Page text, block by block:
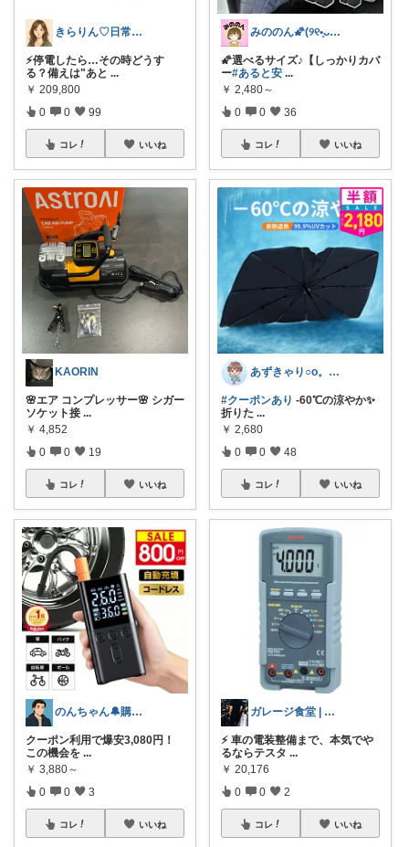
きらりん♡日常に馴染むものを集めて😊
⚡停電したら…その時どうす
る？備えは"あと ...
￥ 209,800
0 0 99
コレ いいね
KAORIN
🌸エア コンプレッサー🌸 シガー
ソケット接 ...
￥ 4,852
0 0 19
コレ いいね
のんちゃん🔔購入感謝です✨
クーポン利用で爆安3,080円！
この機会を ...
￥ 3,880～
0 0 3
コレ いいね
みののん🌠(୨୧•͈ᴗ•͈)感謝♡
🌠選べるサイズ♪【しっかりカバ
ー#あると安 ...
￥ 2,480～
0 0 36
コレ いいね
あずきゃり○o。.🐟🐠
#クーポンあり -60℃の涼やか✨
折りた ...
￥ 2,680
0 0 48
コレ いいね
ガレージ食堂 | 開業準備中
⚡ 車の電装整備まで、本気でや
るならテスタ ...
￥ 20,176
0 0 2
コレ いいね